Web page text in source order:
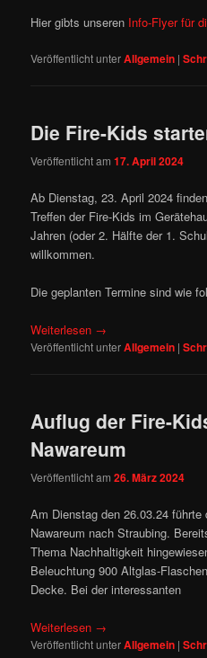
Hier gibts unseren Info-Flyer für
Veröffentlicht unterAllgemein |
Die Fire-Kids
Veröffentlicht am17. April 2024
Ab Dienstag, 23. April 2024
Treffen der Fire-Kids im
Jahren (oder 2. Hälfte der 1.
willkommen.
Die geplanten Termine sind wie
Weiterlesen →
Veröffentlicht unterAllgemein |
Auflug der Fire-
Nawareum
Veröffentlicht am26. März 2024
Am Dienstag den 26.03.24
Nawareum nach Straubing.
Thema Nachhaltigkeit
Beleuchtung 900 Altglas-
Decke. Bei der interessanten
Weiterlesen →
Veröffentlicht unterAllgemein |